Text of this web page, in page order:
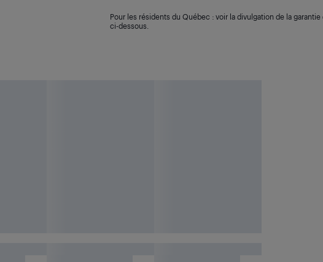
Pour les résidents du Québec : voir la divulgation de la
ci-dessous.